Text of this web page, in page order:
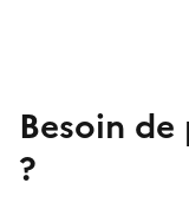
Besoin
?